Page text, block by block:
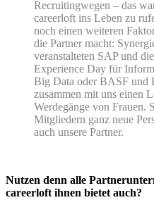
Recruitingwegen – das
careerloft ins Leben zu
noch einen weiteren
die Partner macht:
veranstalteten SAP und
Experience Day für
Big Data oder BASF und
zusammen mit uns einen
Werdegänge von Frauen.
Mitgliedern ganz neue
auch unsere Partner.
Nutzen denn alle
careerloft ihnen bietet auch?